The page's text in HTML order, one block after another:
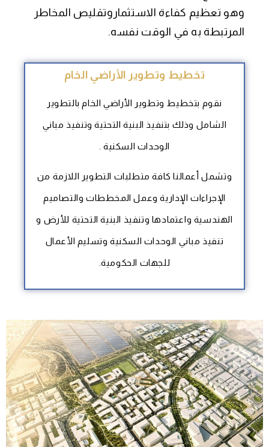
وهو تعظيم كفاءة الاستثماروتقليص المخاطر
المرتبطة به في الوقت نفسه.
تخطيط وتطوير الأراضي الخام
نقوم بتخطيط وتطوير الأراضي الخام بالتطوير
الشامل وذلك بتنفيذ البنية التحتية وتنفيذ مباني
الوحدات السكنية .
وتشمل أعمالنا كافة متطلبات التطوير اللازمة من
الإجراءات الإدارية وعمل المخططات والتصاميم
الهندسية واعتمادها وتنفيذ البنية التحتية للأرض و
تنفيذ مباني الوحدات السكنية وتسليم الأعمال
للجهات الحكومية.